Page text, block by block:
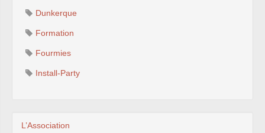
Dunkerque
Formation
Fourmies
Install-Party
L’Association